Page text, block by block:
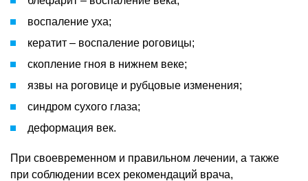
воспаление уха;
кератит – воспаление роговицы;
скопление гноя в нижнем веке;
язвы на роговице и рубцовые изменения;
синдром сухого глаза;
деформация век.
При своевременном и правильном лечении, а также
при соблюдении всех рекомендаций врача,